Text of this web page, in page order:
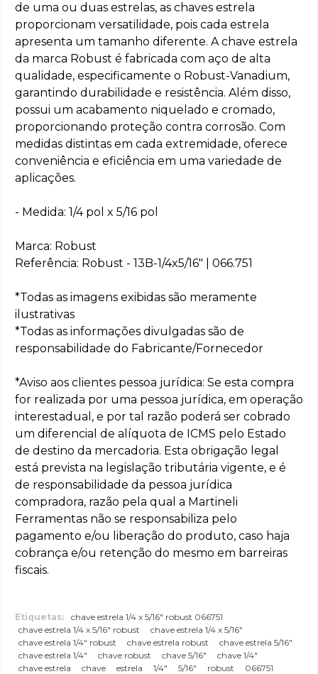
de uma ou duas estrelas, as chaves estrela
proporcionam versatilidade, pois cada estrela
apresenta um tamanho diferente. A chave estrela
da marca Robust é fabricada com aço de alta
qualidade, especificamente o Robust-Vanadium,
garantindo durabilidade e resistência. Além disso,
possui um acabamento niquelado e cromado,
proporcionando proteção contra corrosão. Com
medidas distintas em cada extremidade, oferece
conveniência e eficiência em uma variedade de
aplicações.
- Medida: 1/4 pol x 5/16 pol
Marca: Robust
Referência: Robust - 13B-1/4x5/16" | 066.751
*Todas as imagens exibidas são meramente
ilustrativas
*Todas as informações divulgadas são de
responsabilidade do Fabricante/Fornecedor
*Aviso aos clientes pessoa jurídica: Se esta compra
for realizada por uma pessoa jurídica, em operação
interestadual, e por tal razão poderá ser cobrado
um diferencial de alíquota de ICMS pelo Estado
de destino da mercadoria. Esta obrigação legal
está prevista na legislação tributária vigente, e é
de responsabilidade da pessoa jurídica
compradora, razão pela qual a Martineli
Ferramentas não se responsabiliza pelo
pagamento e/ou liberação do produto, caso haja
cobrança e/ou retenção do mesmo em barreiras
fiscais.
Etiquetas:
chave estrela 1/4 x 5/16" robust 066751
chave estrela 1/4 x 5/16" robust
chave estrela 1/4 x 5/16"
chave estrela 1/4" robust
chave estrela robust
chave estrela 5/16"
chave estrela 1/4"
chave robust chave 5/16"
chave 1/4"
chave estrela
chave estrela 1/4" 5/16" robust 066751